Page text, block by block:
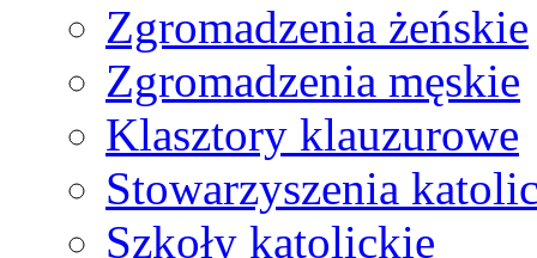
Zgromadzenia żeńskie
Zgromadzenia męskie
Klasztory klauzurowe
Stowarzyszenia
Szkoły katolickie